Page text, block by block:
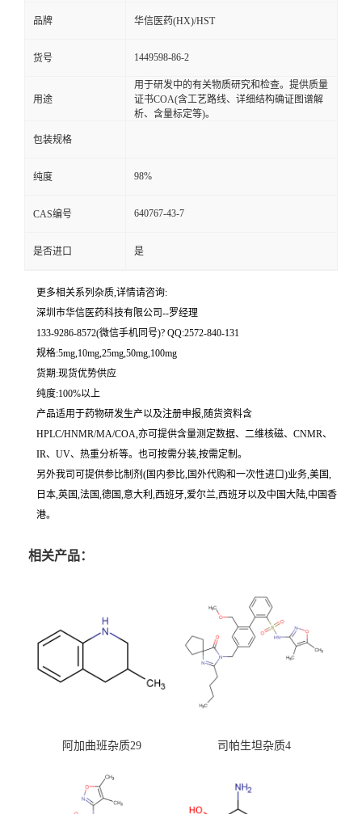
品牌 华信医药(HX)/HST
货号 1449598-86-2
用途
用于研发中的有关物质研究和检查。提供质量
证书COA(含工艺路线、详细结构确证图谱解
析、含量标定等)。
包装规格
纯度 98%
CAS编号 640767-43-7
是否进口 是
更多相关系列杂质,详情请咨询:
深圳市华信医药科技有限公司--罗经理
133-9286-8572(微信手机同号)? QQ:2572-840-131
规格:5mg,10mg,25mg,50mg,100mg
货期:现货优势供应
纯度:100%以上
产品适用于药物研发生产以及注册申报,随货资料含
HPLC/HNMR/MA/COA,亦可提供含量测定数据、二维核磁、CNMR、
IR、UV、热重分析等。也可按需分装,按需定制。
另外我司可提供参比制剂(国内参比,国外代购和一次性进口)业务,美国,
日本,英国,法国,德国,意大利,西班牙,爱尔兰,西班牙以及中国大陆,中国香
港。
相关产品：
阿加曲班杂质29 司帕生坦杂质4